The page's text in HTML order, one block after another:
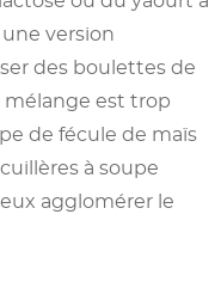
version
des boulettes de
mélange est trop
de fécule de maïs
à soupe
agglomérer le